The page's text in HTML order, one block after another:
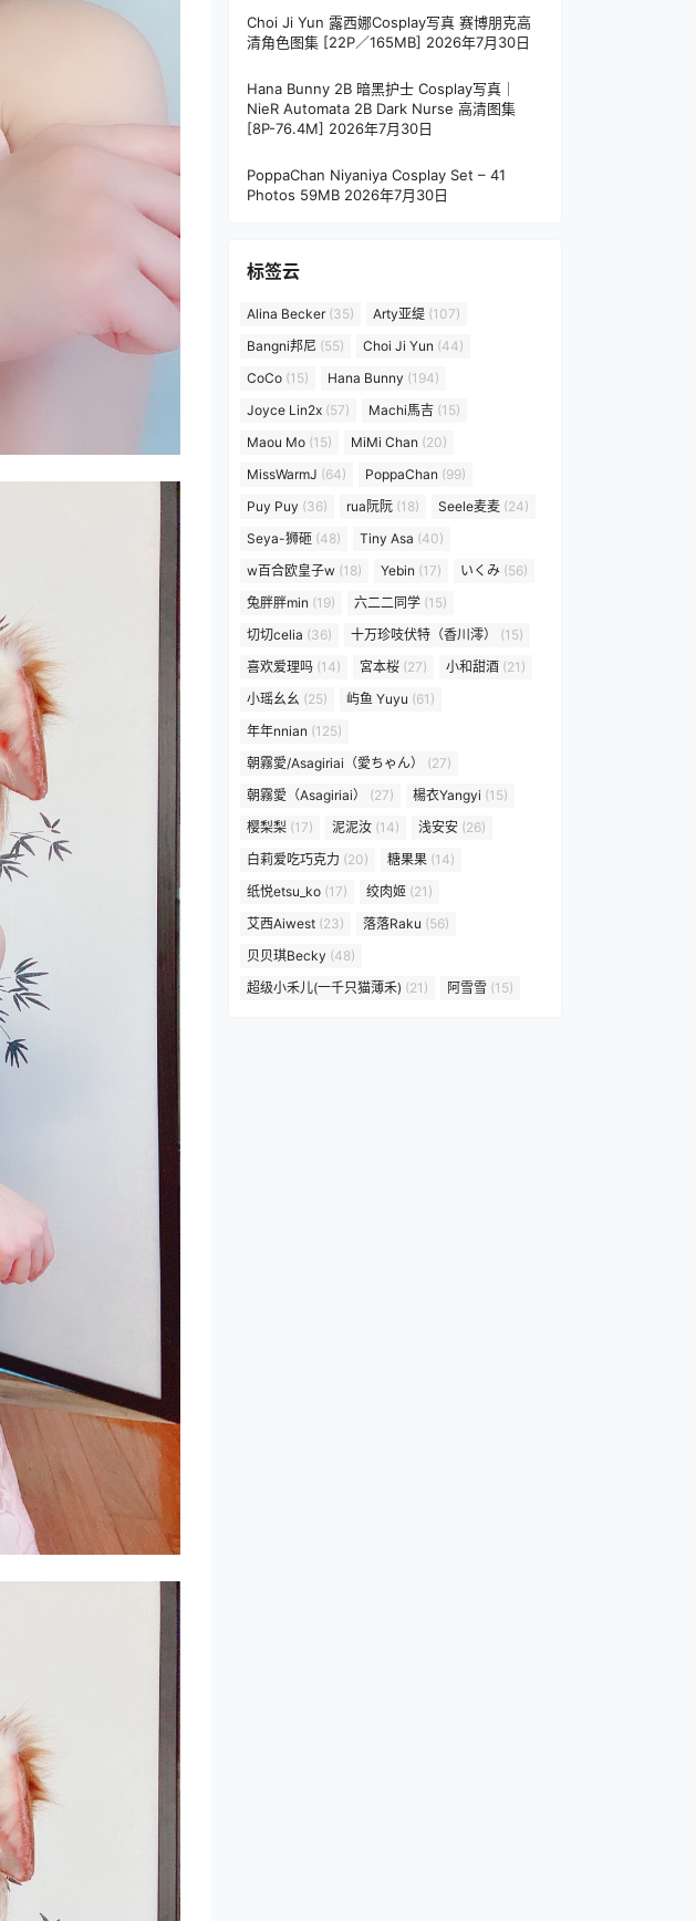
Choi Ji Yun 露西娜Cosplay写真 赛博朋克高
清角色图集 [22P／165MB] 2026年7月30日
Hana Bunny 2B 暗黑护士 Cosplay写真｜
NieR Automata 2B Dark Nurse 高清图集
[8P-76.4M] 2026年7月30日
PoppaChan Niyaniya Cosplay Set – 41
Photos 59MB 2026年7月30日
标签云
Alina Becker(35) Arty亚缇 (107)
Bangni邦尼 (55) Choi Ji Yun (44)
CoCo (15) Hana Bunny (194)
Joyce Lin2x (57) Machi馬吉 (15)
Maou Mo (15) MiMi Chan (20)
MissWarmJ (64) PoppaChan (99)
Puy Puy (36) rua阮阮 (18) Seele麦麦 (24)
Seya-狮砸 (48) Tiny Asa (40)
w百合欧皇子w (18) Yebin (17) いくみ (56)
兔胖胖min (19) 六二二同学 (15)
切切celia (36) 十万珍吱伏特（香川澪）
(15)
喜欢爱理吗 (14) 宮本桜 (27) 小和甜酒 (21)
小瑶幺幺 (25) 屿鱼 Yuyu (61)
年年nnian (125)
朝霧愛/Asagiriai（愛ちゃん）
(27)
朝霧愛（Asagiriai）
(27) 楊衣Yangyi (15)
樱梨梨 (17) 泥泥汝 (14) 浅安安 (26)
白莉爱吃巧克力 (20) 糖果果 (14)
纸悦etsu_ko (17) 绞肉姬 (21)
艾西Aiwest (23) 落落Raku (56)
贝贝琪Becky (48)
超级小禾儿(一千只猫薄禾) (21) 阿雪雪 (15)